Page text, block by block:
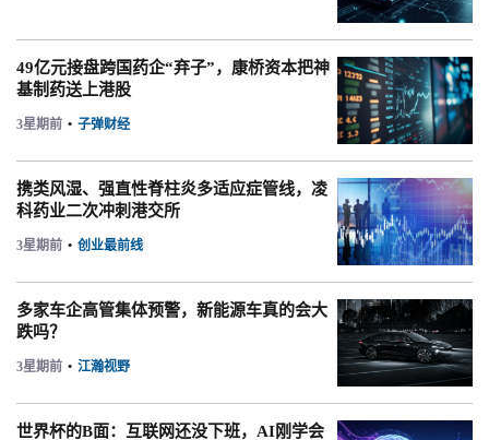
49亿元接盘跨国药企“弃子”，康桥资本把神
基制药送上港股
3星期前 • 子弹财经
携类风湿、强直性脊柱炎多适应症管线，凌
科药业二次冲刺港交所
3星期前 • 创业最前线
多家车企高管集体预警，新能源车真的会大
跌吗？
3星期前 • 江瀚视野
世界杯的B面：互联网还没下班，AI刚学会